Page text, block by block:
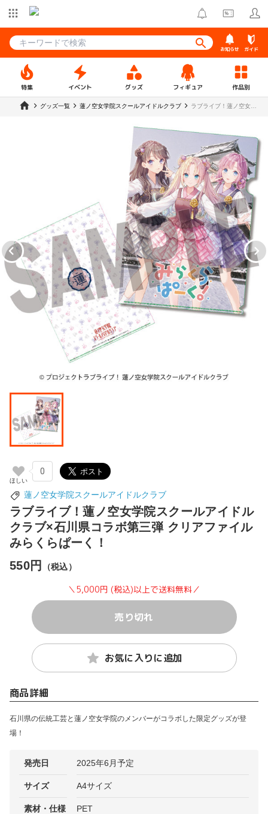
お知らせ ガイド
特集 イベント グッズ フィギュア 作品別
グッズ一覧 蓮ノ空女学院スクールアイドルクラブ
ラブライブ！蓮ノ空女学
クリアファイル みらくら
0
蓮ノ空女学院スクールアイドルクラブ
ラブライブ！蓮ノ空女学院スクールアイドル
クラブ×石川県コラボ第三弾 クリアファイル
みらくらぱーく！
550円
（税込）
＼5,000円 (税込)以上で送料無料／
売り切れ
お気に入りに追加
商品詳細
石川県の伝統工芸と蓮ノ空女学院のメンバーがコラボした限定グッズが登
場！
発売日 2025年6月予定
サイズ A4サイズ
素材・仕様 PET